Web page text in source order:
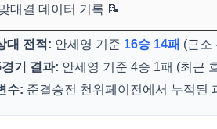
대결 데이터 기록 📝
대 전적: 안세영 기준 16승 14패 (근소
기 결과: 안세영 기준 4승 1패 (최근
수: 준결승전 천위페이전에서 누적된